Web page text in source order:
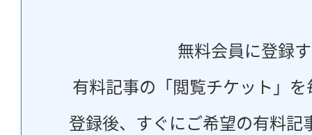
無料会員に登録
有料記事の「閲覧チケット」
登録後、すぐにご希望の有料記